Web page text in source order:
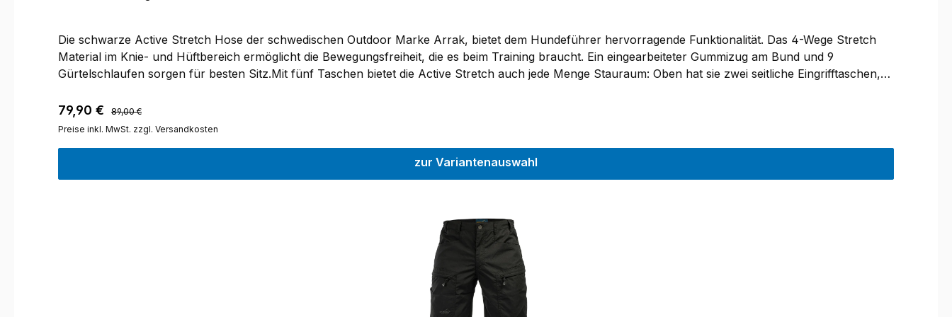
Die schwarze Active Stretch Hose der schwedischen Outdoor Marke Arrak, bietet dem Hundeführer hervorragende Funktionalität. Das 4-Wege Stretch
Material im Knie- und Hüftbereich ermöglicht die Bewegungsfreiheit, die es beim Training braucht. Ein eingearbeiteter Gummizug am Bund und 9
Gürtelschlaufen sorgen für besten Sitz.Mit fünf Taschen bietet die Active Stretch auch jede Menge Stauraum: Oben hat sie zwei seitliche Eingrifftaschen,
beiden Oberschenkeln sind Belüftungsschlitze angebracht, die man mittels eingefasstem Reißverschluss öffnen und schließen kann.Am Beinabschluss ist
der Saum verstärkt. Die Weite des Saums kann mittels Gummizug verstellt werden. Mit Hilfe der eingearbeiteten Haken kann man die Hose am Schuh
am Bund.Material: 65 % Polyester, 35 % BaumwollePflegehinweise: Waschbar bei 40 Grad. Bügeln auf Stufe 1 (110 Grad). Nicht trocknergeeignet.
Verkaufspreis:
79,90 € Regulärer Preis:
89,00 €
Preise inkl. MwSt. zzgl. Versandkosten
zur Variantenauswahl